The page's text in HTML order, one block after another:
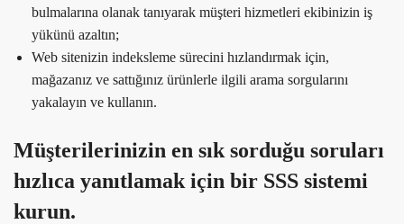
bulmalarına olanak tanıyarak müşteri hizmetleri ekibinizin iş
yükünü azaltın;
Web sitenizin indeksleme sürecini hızlandırmak için,
mağazanız ve sattığınız ürünlerle ilgili arama sorgularını
yakalayın ve kullanın.
Müşterilerinizin en sık sorduğu soruları
hızlıca yanıtlamak için bir SSS sistemi
kurun.